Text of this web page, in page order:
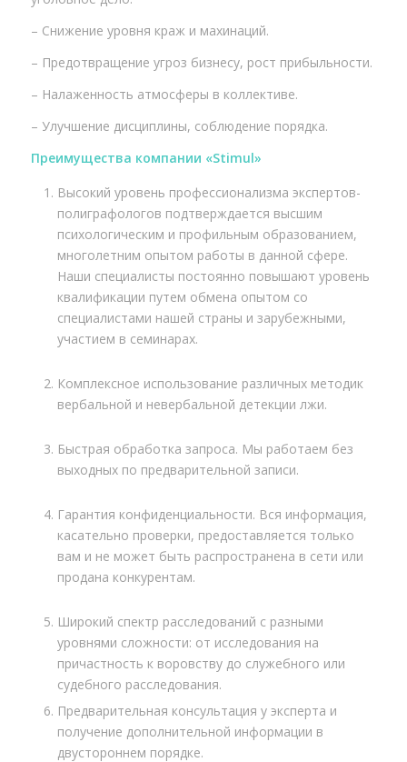
– Снижение уровня краж и махинаций.
– Предотвращение угроз бизнесу, рост прибыльности.
– Налаженность атмосферы в коллективе.
– Улучшение дисциплины, соблюдение порядка.
Преимущества компании «Stimul»
Высокий уровень профессионализма экспертов-
полиграфологов подтверждается высшим
психологическим и профильным образованием,
многолетним опытом работы в данной сфере.
Наши специалисты постоянно повышают уровень
квалификации путем обмена опытом со
специалистами нашей страны и зарубежными,
участием в семинарах.
Комплексное использование различных методик
вербальной и невербальной детекции лжи.
Быстрая обработка запроса. Мы работаем без
выходных по предварительной записи.
Гарантия конфиденциальности. Вся информация,
касательно проверки, предоставляется только
вам и не может быть распространена в сети или
продана конкурентам.
Широкий спектр расследований с разными
уровнями сложности: от исследования на
причастность к воровству до служебного или
судебного расследования.
Предварительная консультация у эксперта и
получение дополнительной информации в
двустороннем порядке.